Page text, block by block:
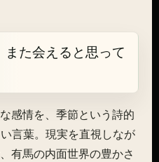
た会えると思って
感情を、季節という詩的
言葉。現実を直視しなが
有馬の内面世界の豊かさ